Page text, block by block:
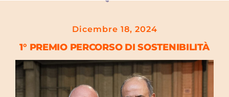
Dicembre 18, 2024
1° PREMIO PERCORSO DI SOSTENIBILITÀ